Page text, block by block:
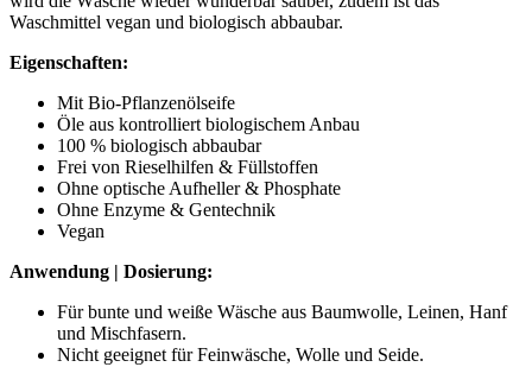
Waschmittel vegan und biologisch abbaubar.
Eigenschaften:
Mit Bio-Pflanzenölseife
Öle aus kontrolliert biologischem Anbau
100 % biologisch abbaubar
Frei von Rieselhilfen & Füllstoffen
Ohne optische Aufheller & Phosphate
Ohne Enzyme & Gentechnik
Vegan
Anwendung | Dosierung:
Für bunte und weiße Wäsche aus Baumwolle, Leinen, Hanf
und Mischfasern.
Nicht geeignet für Feinwäsche, Wolle und Seide.